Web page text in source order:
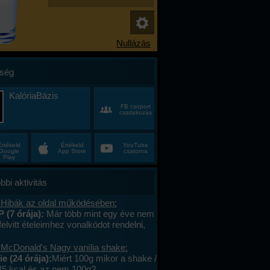
KalóriaBázis
FB csoport
csatlakozás
Play
Értékeld
App Store
YouTube
csatorna
aktivitás
az oldal működésében:
(7 órája): Már több mint egy éve nem
ételeimhez vonalkódot rendelni,
megy. A mások által megadott
le tudom olvasni , jól működik. .
cseréltem, a legújabb android fut,
Nagy vanília shake:
(24 órája):Miért 100g mikor a shake /